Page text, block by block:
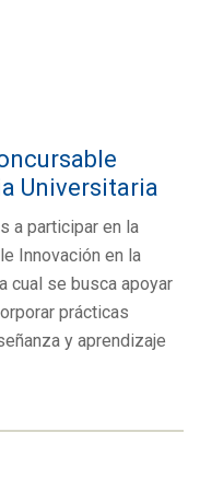
Universitaria
a participar en la
Innovación en la
cual se busca apoyar
prácticas
y aprendizaje